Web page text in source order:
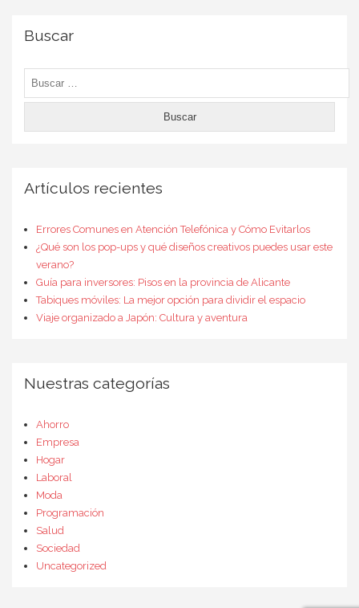
Buscar
Buscar:
Artículos recientes
Errores Comunes en Atención Telefónica y Cómo Evitarlos
¿Qué son los pop-ups y qué diseños creativos puedes usar este
verano?
Guía para inversores: Pisos en la provincia de Alicante
Tabiques móviles: La mejor opción para dividir el espacio
Viaje organizado a Japón: Cultura y aventura
Nuestras categorías
Ahorro
Empresa
Hogar
Laboral
Moda
Programación
Salud
Sociedad
Uncategorized